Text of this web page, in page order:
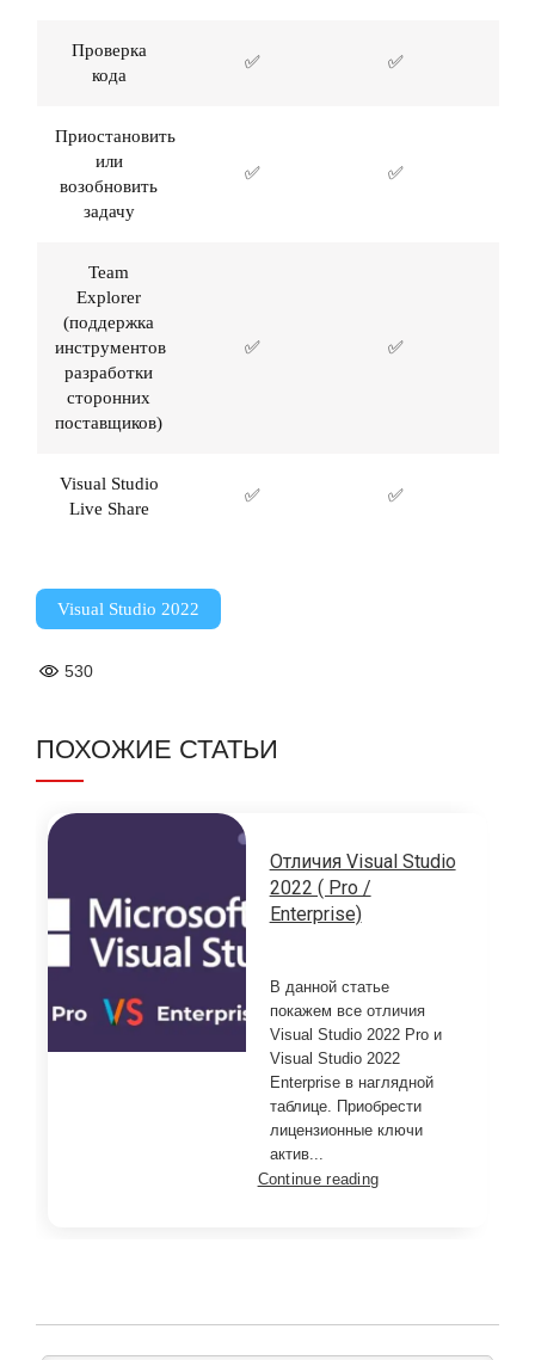
Проверка
кода
✅ ✅
Приостановить
или
возобновить
задачу
✅ ✅
Team
Explorer
(поддержка
инструментов
разработки
сторонних
поставщиков)
✅ ✅
Visual Studio
Live Share
✅ ✅
Visual Studio 2022
530
ПОХОЖИЕ СТАТЬИ
Отличия Visual Studio
2022 ( Pro /
Enterprise)
В данной статье
покажем все отличия
Visual Studio 2022 Pro и
Visual Studio 2022
Enterprise в наглядной
таблице. Приобрести
лицензионные ключи
актив...
Continue reading